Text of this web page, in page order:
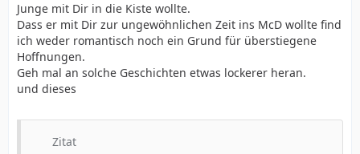
Junge mit Dir in die Kiste wollte.
Dass er mit Dir zur ungewöhnlichen Zeit ins McD wollte find
ich weder romantisch noch ein Grund für überstiegene
Hoffnungen.
Geh mal an solche Geschichten etwas lockerer heran.
und dieses
Zitat